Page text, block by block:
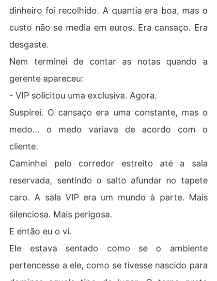
dinheiro foi recolhido. A quantia era boa, mas o
custo não se media em euros. Era cansaço. Era
desgaste.
Nem terminei de contar as notas quando a
gerente apareceu:
- VIP solicitou uma exclusiva. Agora.
Suspirei. O cansaço era uma constante, mas o
medo... o medo variava de acordo com o
cliente.
Caminhei pelo corredor estreito até a sala
reservada, sentindo o salto afundar no tapete
caro. A sala VIP era um mundo à parte. Mais
silenciosa. Mais perigosa.
E então eu o vi.
Ele estava sentado como se o ambiente
pertencesse a ele, como se tivesse nascido para